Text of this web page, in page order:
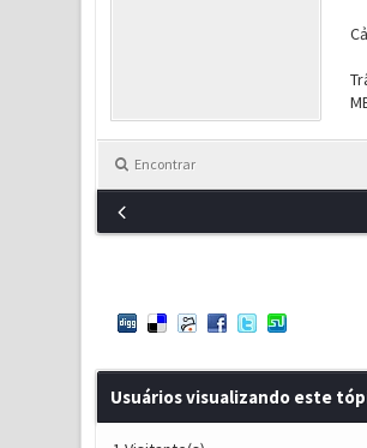
Encontrar
Usuários visualizando este